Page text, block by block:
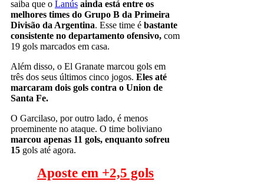
saiba que o Lanús ainda está entre os
melhores times do Grupo B da Primeira
Divisão da Argentina. Esse time é bastante
consistente no departamento ofensivo, com
19 gols marcados em casa.
Além disso, o El Granate marcou gols em
três dos seus últimos cinco jogos. Eles até
marcaram dois gols contra o Union de
Santa Fe.
O Garcilaso, por outro lado, é menos
proeminente no ataque. O time boliviano
marcou apenas 11 gols, enquanto sofreu
15 gols até agora.
Aposte em +2,5 gols